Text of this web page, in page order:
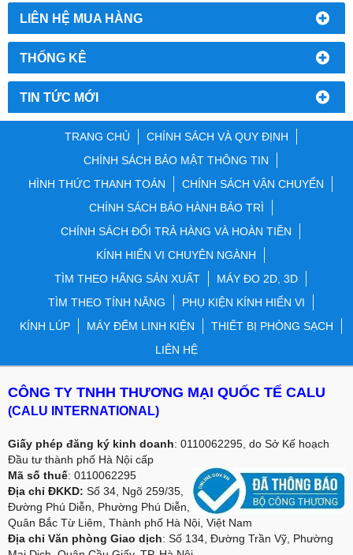
LIÊN HỆ MUA HÀNG
THỐNG KÊ
TIN TỨC MỚI
TRANG CHỦ
CHÍNH SÁCH VÀ QUY ĐỊNH
CHÍNH SÁCH BẢO MẬT THÔNG TIN
HÌNH THỨC THANH TOÁN
CHÍNH SÁCH VẬN CHUYỂN
CHÍNH SÁCH BẢO HÀNH BẢO TRÌ
CHÍNH SÁCH ĐỔI TRẢ HÀNG VÀ HOÀN TIỀN
KÍNH HIỂN VI CHUYÊN NGÀNH
TÌM THEO HÃNG SẢN XUẤT
MÁY ĐO 2D, 3D
TÌM THEO TÍNH NĂNG
PHỤ KIỆN KÍNH HIỂN VI
KÍNH LÚP
MÁY ĐẾM LINH KIỆN
THIẾT BỊ PHÒNG SẠCH
LIÊN HỆ
CÔNG TY TNHH THƯƠNG MẠI QUỐC TẾ CALU
(CALU INTERNATIONAL)
Giấy phép đăng ký kinh doanh: 0110062295, do Sở Kế hoạch
Đầu tư thành phố Hà Nội cấp
Mã số thuế: 0110062295
Địa chỉ ĐKKD: Số 34, Ngõ 259/35,
Đường Phú Diễn, Phường Phú Diễn,
Quân Bắc Từ Liêm, Thành phố Hà Nội, Việt Nam
Địa chỉ Văn phòng Giao dịch: Số 134, Đường Trần Vỹ, Phường